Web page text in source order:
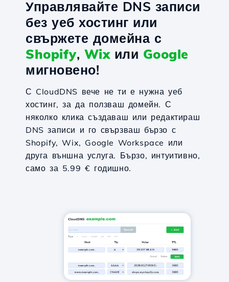
Управлявайте DNS записи
без уеб хостинг или
свържете домейна с
Shopify, Wixили Google
мигновено!
С CloudDNS вече не ти е нужна уеб
хостинг, за да ползваш домейн. С
няколко клика създаваш или редактираш
DNS записи и го свързваш бързо с
Shopify, Wix, Google Workspace или
друга външна услуга. Бързо, интуитивно,
само за 5.99 € годишно.